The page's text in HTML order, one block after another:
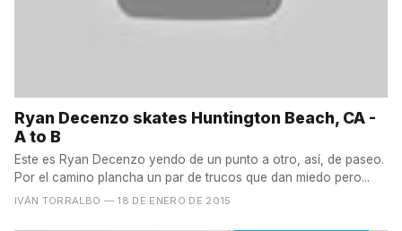
Ryan Decenzo skates Huntington Beach, CA -
A to B
Este es Ryan Decenzo yendo de un punto a otro, así, de paseo.
Por el camino plancha un par de trucos que dan miedo pero...
IVÁN TORRALBO — 18 DE ENERO DE 2015